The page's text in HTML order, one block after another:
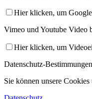
Hier klicken, um
Vimeo und Youtube Video
Hier klicken, um
Datenschutz-Bestimmungen
Sie können unsere